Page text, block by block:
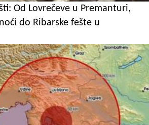
Od Lovrečeve u Premanturi,
do Ribarske fešte u